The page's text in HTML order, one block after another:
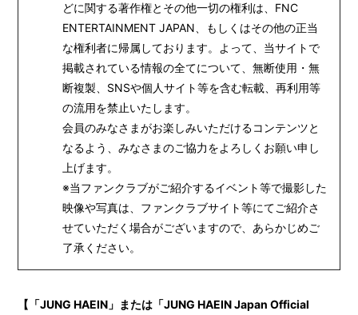
BIOGRAPHY
MOVIE
STORE
どに関する著作権とその他一切の権利は、FNC
ENTERTAINMENT JAPAN、もしくはその他の正当
な権利者に帰属しております。よって、当サイトで
掲載されている情報の全てについて、無断使用・無
断複製、SNSや個人サイト等を含む転載、再利用等
の流用を禁止いたします。
会員のみなさまがお楽しみいただけるコンテンツと
なるよう、みなさまのご協力をよろしくお願い申し
上げます。
※当ファンクラブがご紹介するイベント等で撮影した
映像や写真は、ファンクラブサイト等にてご紹介さ
せていただく場合がございますので、あらかじめご
了承ください。
【「JUNG HAEIN」または「JUNG HAEIN Japan Official